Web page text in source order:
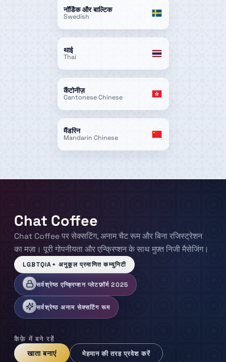
नॉर्डिक और बाल्टिक
Swedish
थाई
Thai
कैंटोनीज़
Cantonese Chinese
मैंडरिन
Mandarin Chinese
Chat Coffee
Chat Coffee पर सेक्सटिंग, अनाम चैट रूम और बिना रजिस्ट्रेशन
का मज़ा। पूरी गोपनीयता और एन्क्रिप्शन के साथ मुफ़्त निजी मैसेजिंग।
LGBTQIA+ अनुकूल प्रमाणित कम्युनिटी
सर्वश्रेष्ठ एन्क्रिप्शन प्लेटफ़ॉर्म 2025
सर्वश्रेष्ठ अनाम सेक्सटिंग रूम
कैफ़े में बने रहें
खाता बनाएं
मेहमान की तरह प्रवेश करें